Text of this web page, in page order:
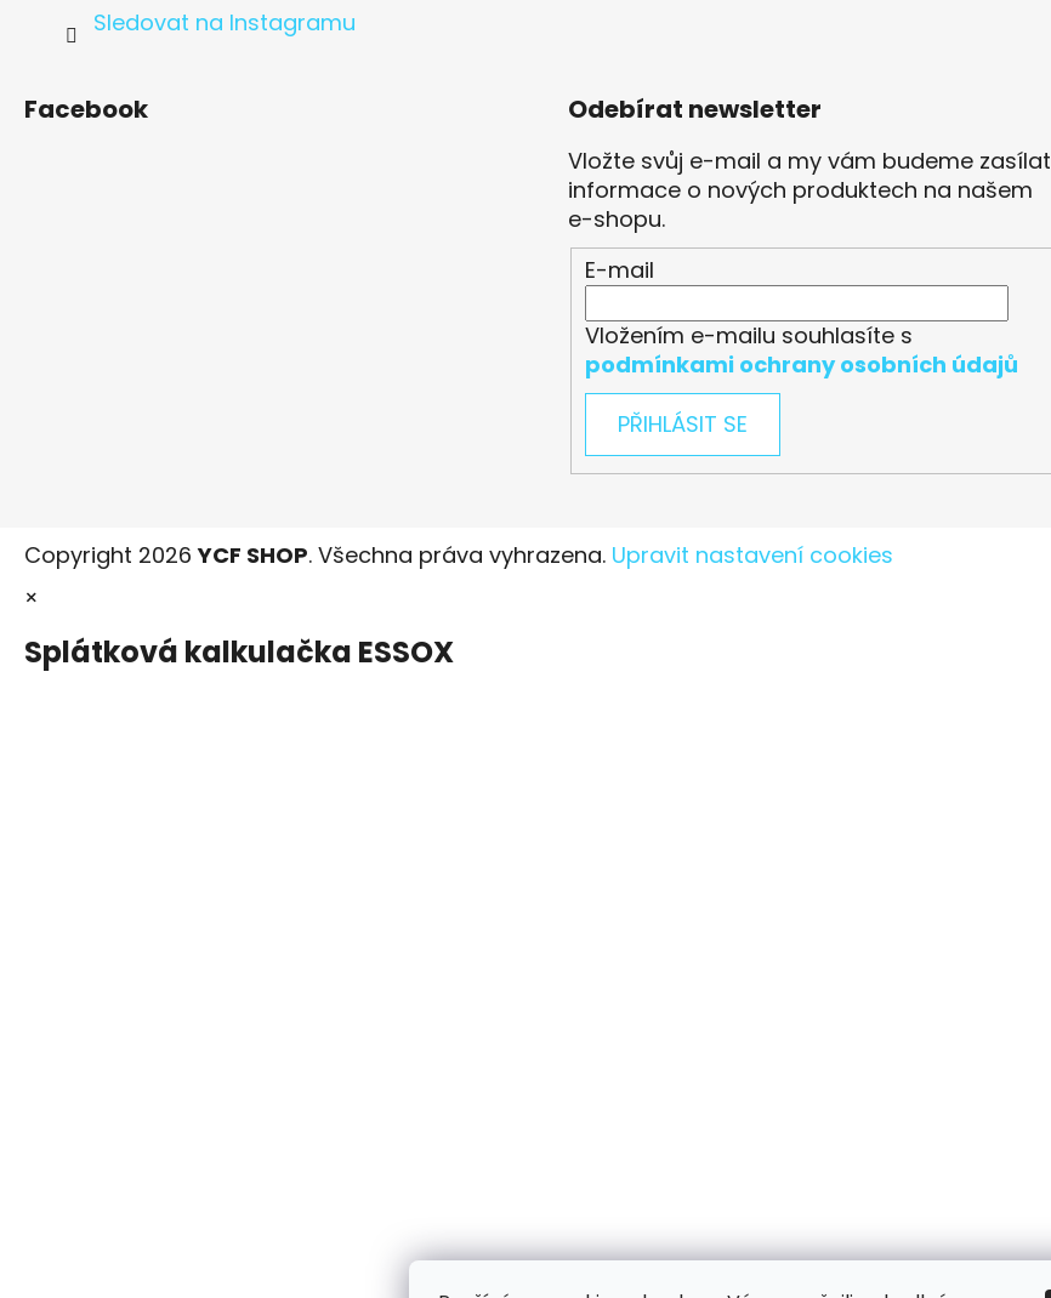
Sledovat na Instagramu
Facebook Odebírat newsletter
Vložte svůj e-mail a my vám budeme zasílat
informace o nových produktech na našem
e-shopu.
E-mail
Vložením e-mailu souhlasíte s
podmínkami ochrany osobních údajů
PŘIHLÁSIT SE
Copyright 2026YCF SHOP. Všechna práva vyhrazena. Upravit nastavení cookies
×
Splátková kalkulačka ESSOX